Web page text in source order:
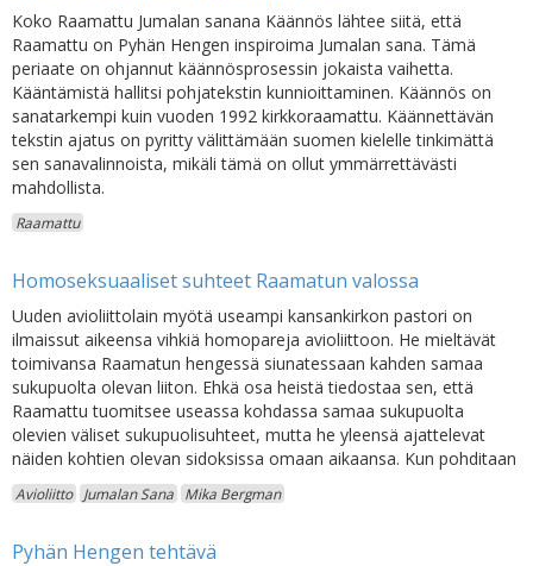
Koko Raamattu Jumalan sanana Käännös lähtee siitä, että
Raamattu on Pyhän Hengen inspiroima Jumalan sana. Tämä
periaate on ohjannut käännösprosessin jokaista vaihetta.
Kääntämistä hallitsi pohjatekstin kunnioittaminen. Käännös on
sanatarkempi kuin vuoden 1992 kirkkoraamattu. Käännettävän
tekstin ajatus on pyritty välittämään suomen kielelle tinkimättä
sen sanavalinnoista, mikäli tämä on ollut ymmärrettävästi
mahdollista.
Raamattu
Homoseksuaaliset suhteet Raamatun valossa
Uuden avioliittolain myötä useampi kansankirkon pastori on
ilmaissut aikeensa vihkiä homopareja avioliittoon. He mieltävät
toimivansa Raamatun hengessä siunatessaan kahden samaa
sukupuolta olevan liiton. Ehkä osa heistä tiedostaa sen, että
Raamattu tuomitsee useassa kohdassa samaa sukupuolta
olevien väliset sukupuolisuhteet, mutta he yleensä ajattelevat
näiden kohtien olevan sidoksissa omaan aikaansa. Kun pohditaan
Avioliitto Jumalan Sana Mika Bergman
Pyhän Hengen tehtävä